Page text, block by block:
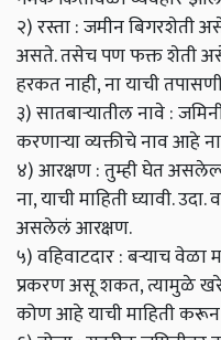
२) रस्ता : जमीन बिगरशेती
असते. तसेच पण फक्त शेती
हरकत नाही, ना याची
३) सातबाऱ्यातील नावे :
करणाऱ्या व्यक्तीचे नाव आहे
४) आरक्षण : तुम्ही घेत
ना, याची माहिती घ्यावी.
असलेलं आरक्षण.
५) वहिवाटदार : बऱ्याच
प्रकरण असू शकत, त्यामुळे
कोण आहे याची माहिती करून